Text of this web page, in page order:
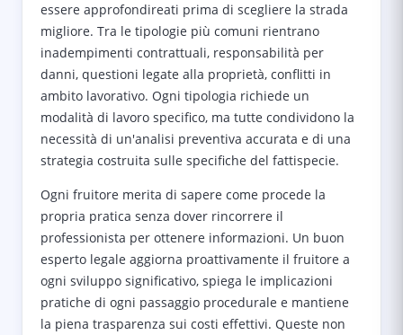
essere approfondireati prima di scegliere la strada
migliore. Tra le tipologie più comuni rientrano
inadempimenti contrattuali, responsabilità per
danni, questioni legate alla proprietà, conflitti in
ambito lavorativo. Ogni tipologia richiede un
modalità di lavoro specifico, ma tutte condividono la
necessità di un'analisi preventiva accurata e di una
strategia costruita sulle specifiche del fattispecie.
Ogni fruitore merita di sapere come procede la
propria pratica senza dover rincorrere il
professionista per ottenere informazioni. Un buon
esperto legale aggiorna proattivamente il fruitore a
ogni sviluppo significativo, spiega le implicazioni
pratiche di ogni passaggio procedurale e mantiene
la piena trasparenza sui costi effettivi. Queste non